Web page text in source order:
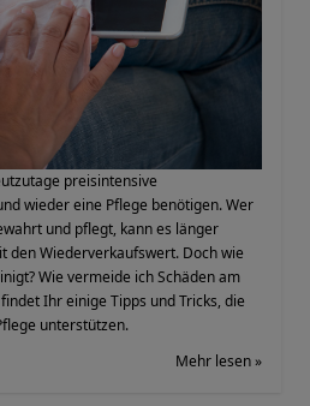
preisintensive
wieder eine Pflege benötigen. Wer
und pflegt, kann es länger
den Wiederverkaufswert. Doch wie
Wie vermeide ich Schäden am
Ihr einige Tipps und Tricks, die
unterstützen.
Mehr lesen »